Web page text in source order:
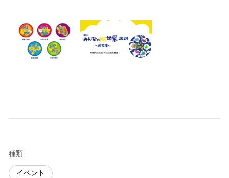
種類
イベント